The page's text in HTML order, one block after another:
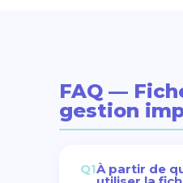
FAQ —
gestion
Q1À partir de